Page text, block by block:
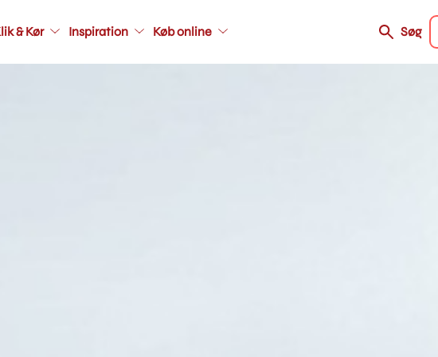
& Kør Inspiration Køb online
secondary
Søg